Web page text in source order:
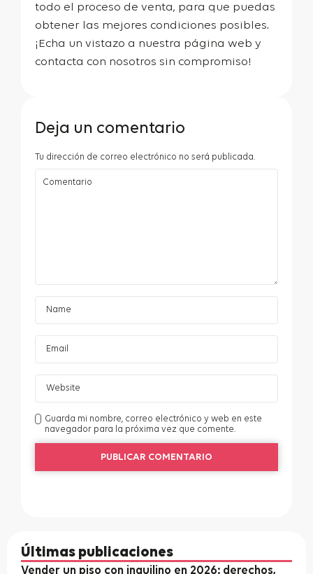
todo el proceso de venta, para que puedas
obtener las mejores condiciones posibles.
¡Echa un vistazo a nuestra página web y
contacta con nosotros sin compromiso!
Deja un comentario
Tu dirección de correo electrónico no será publicada.
Guarda mi nombre, correo electrónico y web en este
navegador para la próxima vez que comente.
Últimas publicaciones
Vender un piso con inquilino en 2026: derechos,